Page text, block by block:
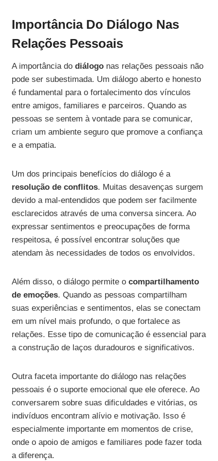
Importância Do Diálogo Nas
Relações Pessoais
A importância do diálogo nas relações pessoais não
pode ser subestimada. Um diálogo aberto e honesto
é fundamental para o fortalecimento dos vínculos
entre amigos, familiares e parceiros. Quando as
pessoas se sentem à vontade para se comunicar,
criam um ambiente seguro que promove a confiança
e a empatia.
Um dos principais benefícios do diálogo é a
resolução de conflitos. Muitas desavenças surgem
devido a mal-entendidos que podem ser facilmente
esclarecidos através de uma conversa sincera. Ao
expressar sentimentos e preocupações de forma
respeitosa, é possível encontrar soluções que
atendam às necessidades de todos os envolvidos.
Além disso, o diálogo permite o compartilhamento
de emoções. Quando as pessoas compartilham
suas experiências e sentimentos, elas se conectam
em um nível mais profundo, o que fortalece as
relações. Esse tipo de comunicação é essencial para
a construção de laços duradouros e significativos.
Outra faceta importante do diálogo nas relações
pessoais é o suporte emocional que ele oferece. Ao
conversarem sobre suas dificuldades e vitórias, os
indivíduos encontram alívio e motivação. Isso é
especialmente importante em momentos de crise,
onde o apoio de amigos e familiares pode fazer toda
a diferença.